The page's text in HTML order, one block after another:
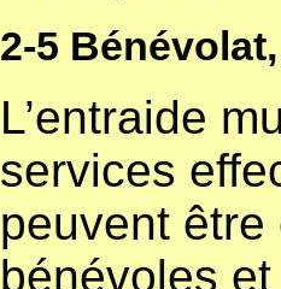
2-5
L’entraide
services
peuvent
bénévoles